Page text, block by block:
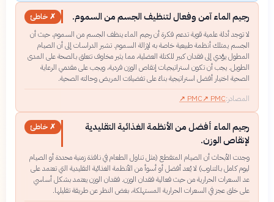
رجيم الماء آمن وفعال لتنظيف الجسم من السموم.
✗ خاطئ
لا توجد أدلة علمية قوية تدعم فكرة أن رجيم الماء ينظف الجسم من السموم، حيث أن
الجسم يمتلك أنظمة طبيعية خاصة به لإزالة السموم. تشير الدراسات إلى أن الصيام
المطول يؤدي إلى فقدان كبير للكتلة العضلية، مما يثير مخاوف تتعلق بالصحة على المدى
الطويل. يجب أن تكون استراتيجيات إنقاص الوزن فردية، ويجب على مقدمي الرعاية
الصحية اختيار أفضل استراتيجية بناءً على تفضيلات المريض وحالته الصحية.
المصادر:PMC
↗
PMC
↗
رجيم الماء أفضل من الأنظمة الغذائية التقليدية
لإنقاص الوزن.
✗ خاطئ
وجدت الأبحاث أن الصيام المتقطع (مثل تناول الطعام في نافذة زمنية محددة أو الصيام
ليوم كامل بالتناوب) لا يُعد أفضل أو أسوأ من الأنظمة الغذائية التقليدية التي تعتمد على
عد السعرات الحرارية من حيث فعالية فقدان الوزن. فقدان الوزن يعتمد بشكل أساسي
على خلق عجز في السعرات الحرارية المستهلكة، بغض النظر عن طريقة تقليلها.